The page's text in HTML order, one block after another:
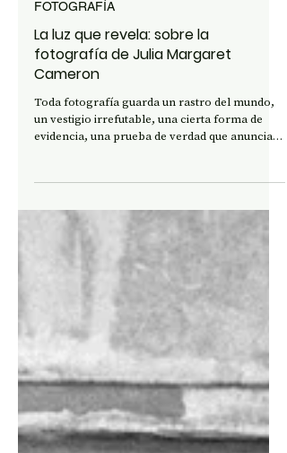
9 jun
FOTOGRAFÍA
fotografía de Julia Margaret
Cameron
que lo que vemos sí estuvo ahí, “la fotografía
dice siempre: eso-ha-sido”. Lo que se ofrece es
un instante absoluto, una inamovilidad
viviente, “como la escritura definitiva de un
Haikú” que busca capturar la esencia de un
instante en apenas diecisiete sílabas. Pero, si
todo ha sido, ¿qué es lo que aún respira dentro
de la imagen?